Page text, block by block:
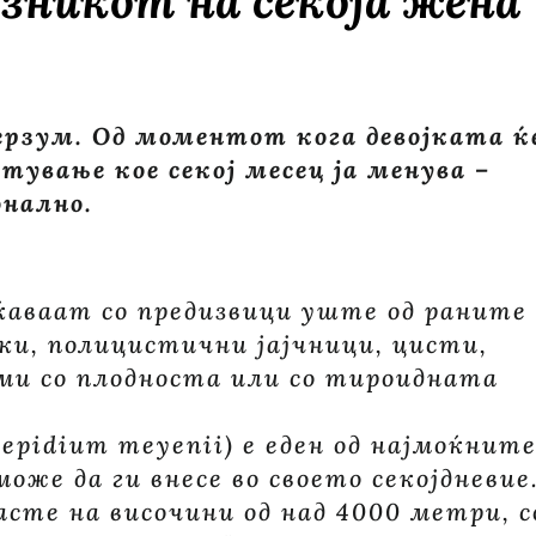
ЖЕНА
Од моментот кога девојката
кое секој месец ја менува –
со предизвици уште од раните
полицистични јајчници, цисти,
со плодноста или со тироидната
meyenii) е еден од најмоќните
да ги внесе во своето
на височини од над 4000 метри,